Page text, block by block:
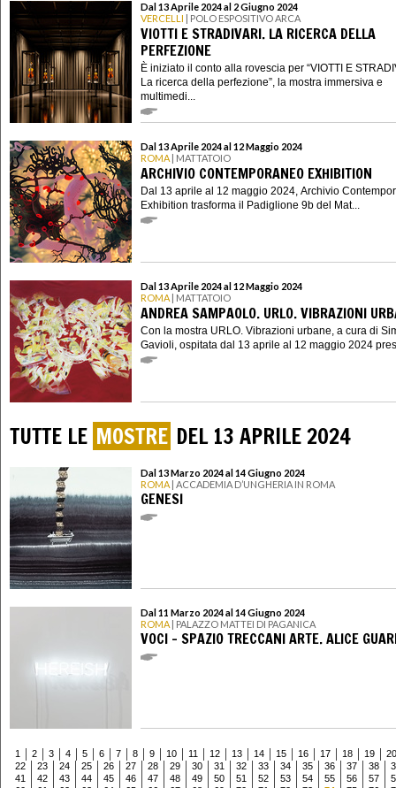
Dal 13 Aprile 2024 al 2 Giugno 2024
VERCELLI | POLO ESPOSITIVO ARCA
VIOTTI E STRADIVARI. LA RICERCA DELLA
PERFEZIONE
È iniziato il conto alla rovescia per “VIOTTI E
La ricerca della perfezione”, la mostra immersiva e
multimedi...
Dal 13 Aprile 2024 al 12 Maggio 2024
ROMA | MATTATOIO
ARCHIVIO CONTEMPORANEO EXHIBITION
Dal 13 aprile al 12 maggio 2024, Archivio
Exhibition trasforma il Padiglione 9b del Mat...
Dal 13 Aprile 2024 al 12 Maggio 2024
ROMA | MATTATOIO
ANDREA SAMPAOLO. URLO. VIBRAZIONI
Con la mostra URLO. Vibrazioni urbane, a cura di
Gavioli, ospitata dal 13 aprile al 12 maggio 2024
TUTTE LE MOSTRE DEL 13 APRILE 2024
Dal 13 Marzo 2024 al 14 Giugno 2024
ROMA | ACCADEMIA D’UNGHERIA IN ROMA
GENESI
Dal 11 Marzo 2024 al 14 Giugno 2024
ROMA | PALAZZO MATTEI DI PAGANICA
VOCI – SPAZIO TRECCANI ARTE. ALICE
1 2 3 4 5 6 7 8 9 10 11 12 13 14 15 16 17 18 19
20
22
23 24 25 26 27 28 29 30 31 32 33 34 35 36 37 38
41
42 43 44 45 46 47 48 49 50 51 52 53 54 55 56 57